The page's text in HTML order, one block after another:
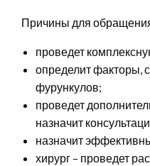
Причины для
проведет
определит факторы,
фурункулов;
проведет
назначит
назначит
хирург – проведет